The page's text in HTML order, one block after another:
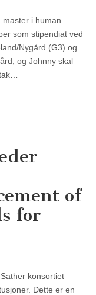
master i human
som stipendiat ved
Nygård (G3) og
og Johnny skal
of
for
konsortiet
Dette er en